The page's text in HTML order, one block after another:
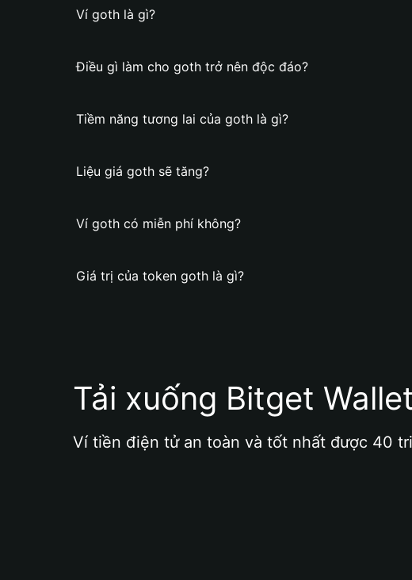
Ví goth là gì?
Điều gì làm cho goth trở nên độc đáo?
Tiềm năng tương lai của goth là gì?
Liệu giá goth sẽ tăng?
Ví goth có miễn phí không?
Giá trị của token goth là gì?
Tải xuống Bitget
Ví tiền điện tử an toàn và tốt nhất được 40